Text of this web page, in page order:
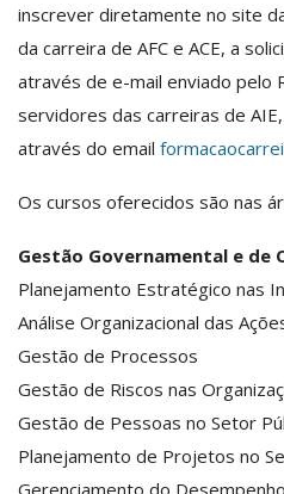
inscrever diretamente no site
da carreira de AFC e ACE, a
através de e-mail enviado pelo
servidores das carreiras de
através do email
Os cursos oferecidos são nas
Gestão Governamental e de
Planejamento Estratégico nas
Análise Organizacional das
Gestão de Processos
Gestão de Riscos nas
Gestão de Pessoas no Setor
Planejamento de Projetos no
Gerenciamento do